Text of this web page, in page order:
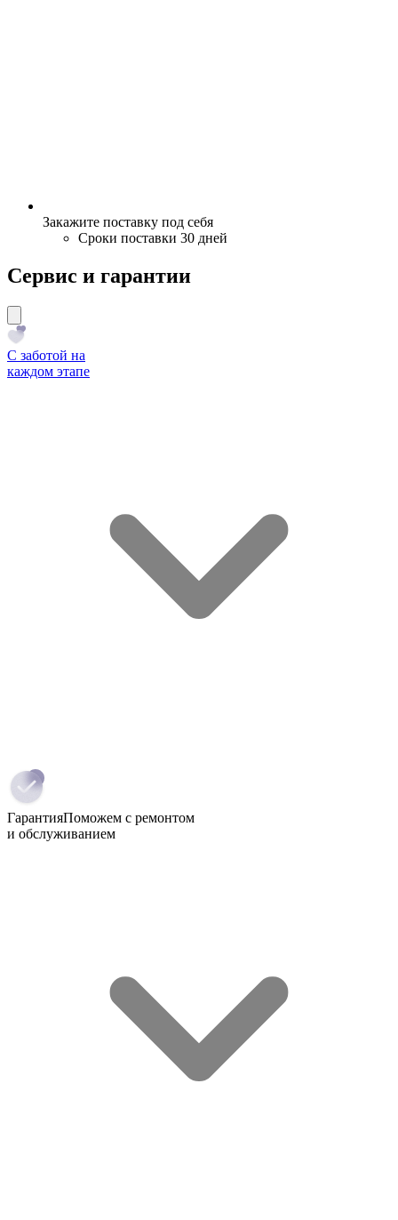
Закажите поставку под себя
Сроки поставки 30 дней
Сервис и гарантии
С заботой на
каждом этапе
ГарантияПоможем с ремонтом
и обслуживанием